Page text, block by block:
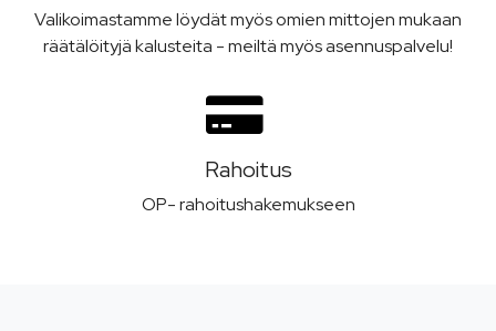
Valikoimastamme löydät myös omien mittojen mukaan
räätälöityjä kalusteita - meiltä myös asennuspalvelu!
Rahoitus
OP- rahoitushakemukseen